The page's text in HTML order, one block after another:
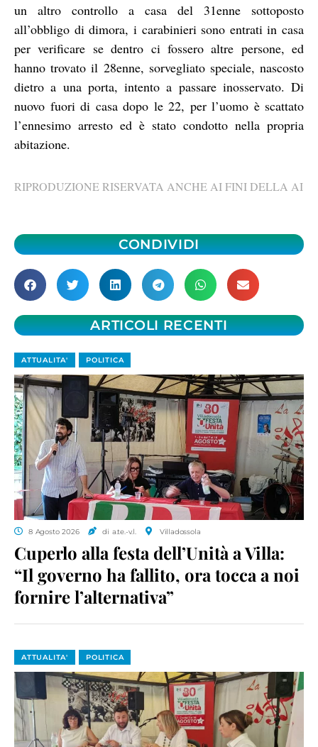
un altro controllo a casa del 31enne sottoposto
all’obbligo di dimora, i carabinieri sono entrati in casa
per verificare se dentro ci fossero altre persone, ed
hanno trovato il 28enne, sorvegliato speciale, nascosto
dietro a una porta, intento a passare inosservato. Di
nuovo fuori di casa dopo le 22, per l’uomo è scattato
l’ennesimo arresto ed è stato condotto nella propria
abitazione.
RIPRODUZIONE RISERVATA ANCHE AI FINI DELLA AI
CONDIVIDI
ARTICOLI RECENTI
ATTUALITA' POLITICA
8 Agosto 2026 di a.te.-v.l. Villadossola
Cuperlo alla festa dell’Unità a Villa:
“Il governo ha fallito, ora tocca a noi
fornire l’alternativa”
ATTUALITA' POLITICA